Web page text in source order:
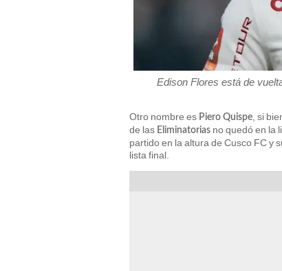
Edison Flores está de
Otro nombre es Piero Quispe , si
de las Eliminatorias no quedó en la
partido en la altura de Cusco FC y
lista final.